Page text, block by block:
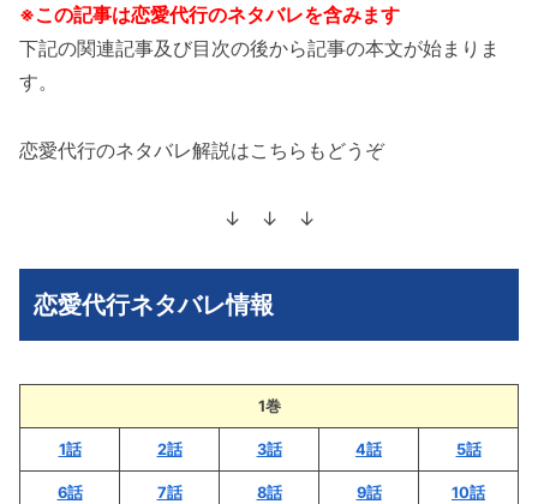
※この記事は恋愛代行のネタバレを含みます
下記の関連記事及び目次の後から記事の本文が始まりま
す。
恋愛代行のネタバレ解説はこちらもどうぞ
↓ ↓ ↓
恋愛代行ネタバレ情報
1巻
1話 2話 3話 4話 5話
6話 7話 8話 9話 10話